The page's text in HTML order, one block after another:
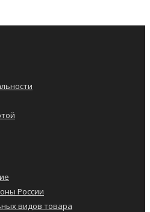
России
видов товара